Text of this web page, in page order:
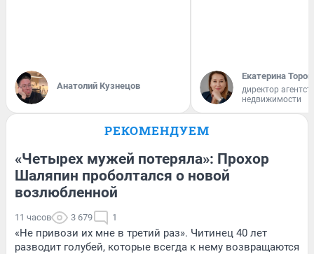
Анатолий Кузнецов
Екатерина
директор
недвижимости
РЕКОМЕНДУЕМ
«Четырех мужей потеряла»: Прохор
Шаляпин проболтался о новой
возлюбленной
11 часов 3 679 1
«Не привози их мне в третий раз». Читинец 40 лет
разводит голубей, которые всегда к нему возвращаются